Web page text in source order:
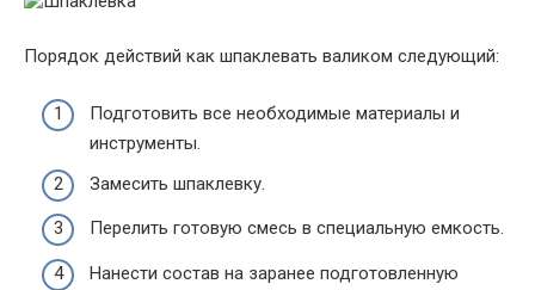
Порядок действий как шпаклевать валиком следующий:
Подготовить все необходимые материалы и
инструменты.
Замесить шпаклевку.
Перелить готовую смесь в специальную емкость.
Нанести состав на заранее подготовленную